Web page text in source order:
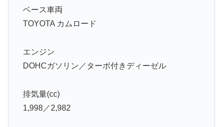
ベース車両
TOYOTA カムロード
エンジン
DOHCガソリン／ターボ付きディーゼル
排気量(cc)
1,998／2,982